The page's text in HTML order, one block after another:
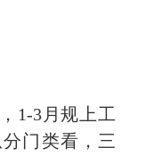
1-3月规上工
门类看，三